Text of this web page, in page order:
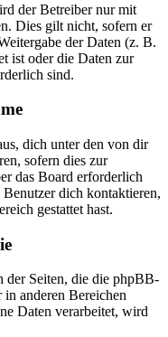
der Betreiber nur mit
Dies gilt nicht, sofern er
der Daten (z. B.
ist oder die Daten zur
sind.
dich unter den von dir
sofern dies zur
das Board erforderlich
dich kontaktieren,
gestattet hast.
der Seiten, die die phpBB-
in anderen Bereichen
Daten verarbeitet, wird